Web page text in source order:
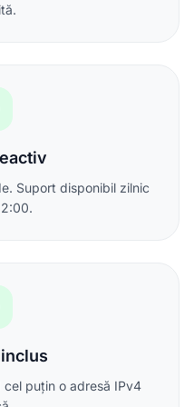
Suport disponibil zilnic
puțin o adresă IPv4